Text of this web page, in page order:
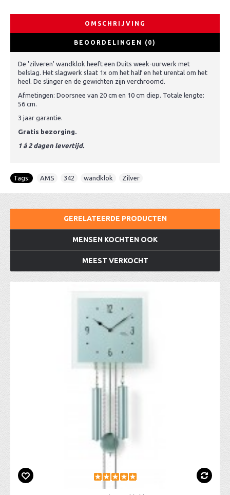
OMSCHRIJVING
BEOORDELINGEN (0)
De 'zilveren' wandklok heeft een Duits week-uurwerk met
belslag. Het slagwerk slaat 1x om het half en het urental om het
heel. De slinger en de gewichten zijn verchroomd.
Afmetingen: Doorsnee van 20 cm en 10 cm diep. Totale lengte:
56 cm.
3 jaar garantie.
Gratis bezorging.
1 á 2 dagen levertijd.
Tags: AMS 342 wandklok Zilver
GERELATEERDE PRODUCTEN
MENSEN KOCHTEN OOK
MEEST VERKOCHT